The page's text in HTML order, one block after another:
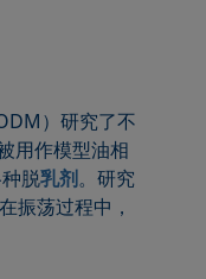
）研究了不
用作模型油相
脱乳剂。研究
振荡过程中，